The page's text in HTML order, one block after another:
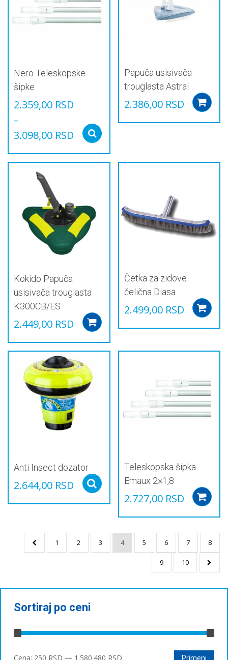
Nero Teleskopske
šipke
2.359,00 RSD
–
3.098,00 RSD
варијанти.
могу
бити
изабране
Papuča usisivača
trouglasta Astral
2.386,00 RSD
Kokido Papuča
usisivača trouglasta
K300CB/ES
2.449,00 RSD
Četka za zidove
čelična Diasa
2.499,00 RSD
Anti Insect dozator
2.644,00 RSD Select options
Teleskopska šipka
Emaux 2×1,8
2.727,00 RSD
1 2 3 4 5 6 7 8
9 10
Sortiraj po ceni
Минимална
Максимална
Primeni
Cena: 250 RSD — 1.580.480 RSD